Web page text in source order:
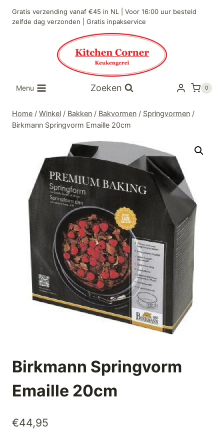
naar
Gratis verzending vanaf €45 in NL | Voor 16:00 uur besteld
zelfde dag verzonden | Gratis inpakservice
Menu Zoeken 0
Home / Winkel / Bakken / Bakvormen / Springvormen /
Birkmann Springvorm Emaille 20cm
Birkmann Springvorm
Emaille 20cm
€44,95